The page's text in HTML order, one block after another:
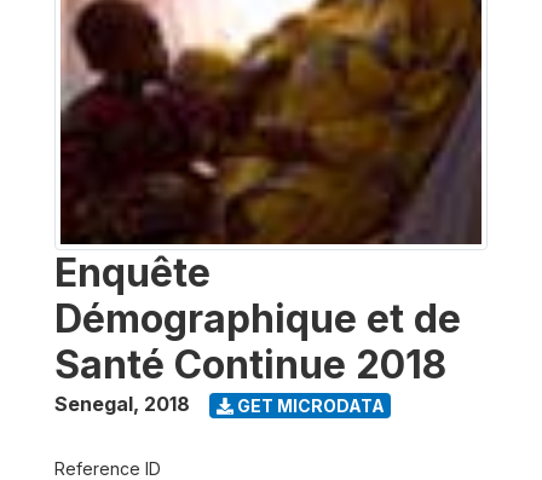
Enquête
Démographique et de
Santé Continue 2018
Senegal, 2018 GET MICRODATA
Reference ID